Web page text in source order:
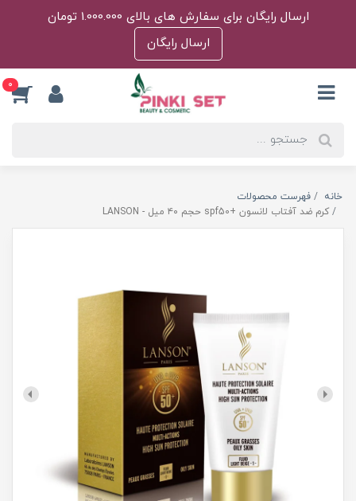
ارسال رایگان برای سفارش های بالای 1.000.000 تومان
ارسال رایگان
0
خانه
فهرست محصولات
کرم ضد آفتاب لانسون +spf50 حجم ۴۰ میل - LANSON